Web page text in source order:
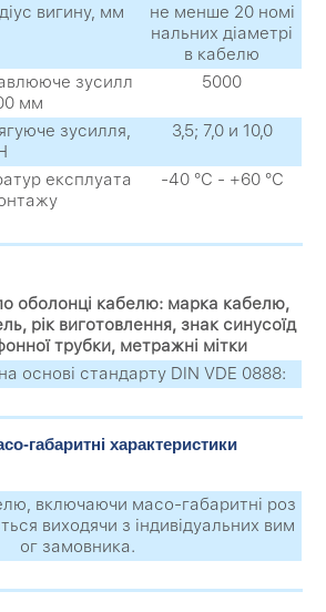
вигину, мм
не менше 20 номі
нальних діаметрі
в кабелю
зусилл
мм
5000
зусилля,
3,5; 7,0 и 10,0
експлуата
-40 °С - +60 °С
оболонці кабелю: марка кабелю,
рік виготовлення, знак синусоїд
трубки, метражні мітки
основі стандарту DIN VDE 0888:
габаритні характеристики
включаючи масо-габаритні роз
виходячи з індивідуальних вим
ог замовника.